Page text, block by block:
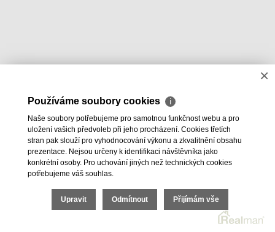
×
Používáme soubory cookies ℹ
Naše soubory potřebujeme pro samotnou funkčnost webu a pro
uložení vašich předvoleb při jeho procházení. Cookies třetích
stran pak slouží pro vyhodnocování výkonu a zkvalitnění obsahu
prezentace. Nejsou určeny k identifikaci návštěvníka jako
konkrétní osoby. Pro uchování jiných než technických cookies
potřebujeme váš souhlas.
Upravit Odmítnout Přijímám vše